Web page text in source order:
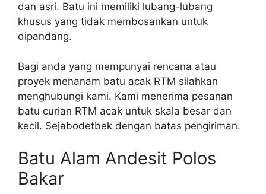
dan asri. Batu ini memiliki lubang-lubang
khusus yang tidak membosankan untuk
dipandang.
Bagi anda yang mempunyai rencana atau
proyek menanam batu acak RTM silahkan
menghubungi kami. Kami menerima pesanan
batu curian RTM acak untuk skala besar dan
kecil. Sejabodetbek dengan batas pengiriman.
Batu Alam Andesit Polos
Bakar